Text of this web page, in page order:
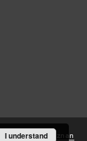
created byPoznan
I understand